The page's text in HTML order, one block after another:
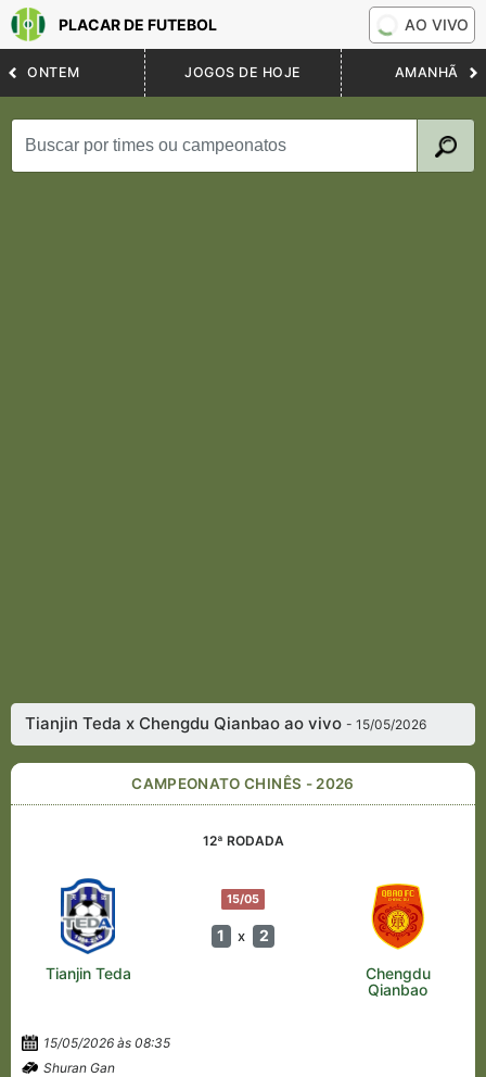
PLACAR DE FUTEBOL AO VIVO
ONTEM JOGOS DE HOJE AMANHÃ
Tianjin Teda x Chengdu Qianbao ao vivo- 15/05/2026
CAMPEONATO CHINÊS - 2026
12ª RODADA
15/05
1 x 2
Tianjin Teda
Chengdu
Qianbao
15/05/2026 às 08:35
Shuran Gan